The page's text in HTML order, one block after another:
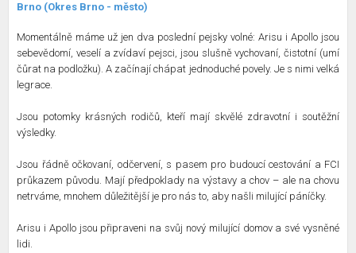
Brno (Okres Brno - město)
Momentálně máme už jen dva poslední pejsky volné: Arisu i Apollo jsou
sebevědomí, veselí a zvídaví pejsci, jsou slušně vychovaní, čistotní (umí
čůrat na podložku). A začínají chápat jednoduché povely. Je s nimi velká
legrace.
Jsou potomky krásných rodičů, kteří mají skvělé zdravotní i soutěžní
výsledky.
Jsou řádně očkovaní, odčervení, s pasem pro budoucí cestování a FCI
průkazem původu. Mají předpoklady na výstavy a chov – ale na chovu
netrváme, mnohem důležitější je pro nás to, aby našli milující páníčky.
Arisu i Apollo jsou připraveni na svůj nový milující domov a své vysněné
lidi.